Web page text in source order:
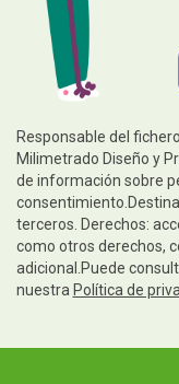
Responsable del
Milimetrado Diseño y
de información sobre
terceros. Derechos:
como otros derechos,
adicional.Puede
nuestra Política de